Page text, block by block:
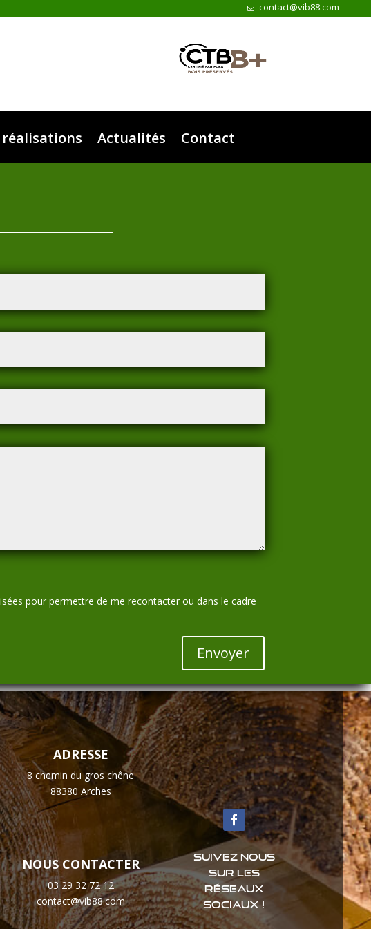
contact@vib88.com
réalisations Actualités Contact
pour permettre de me recontacter ou dans le cadre
Envoyer
ADRESSE
8 chemin du gros chêne
88380 Arches
NOUS CONTACTER
03 29 32 72 12
contact@vib88.com
Suivez nous
sur les
réseaux
sociaux !